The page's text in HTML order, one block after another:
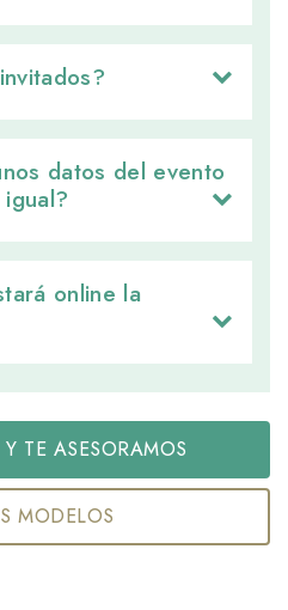
datos del evento
online la
TE ASESORAMOS
MODELOS